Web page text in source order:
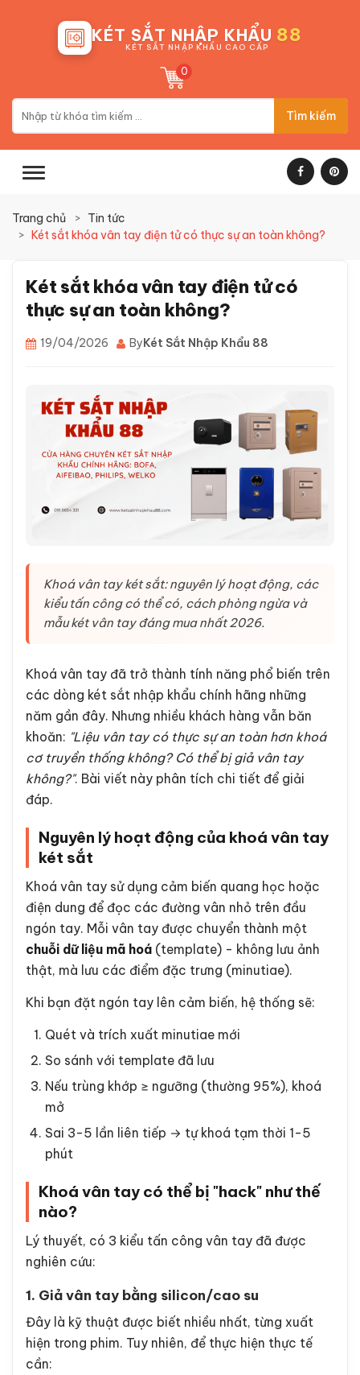
KÉT SẮT NHẬP KHẨU 88
KÉT SẮT NHẬP KHẨU CAO CẤP
0
Tìm kiếm
Trang chủ
Tin tức
Két sắt khóa vân tay điện tử có thực sự an toàn không?
Két sắt khóa vân tay điện tử có
thực sự an toàn không?
19/04/2026 ByKét Sắt Nhập Khẩu 88
Khoá vân tay két sắt: nguyên lý hoạt động, các
kiểu tấn công có thể có, cách phòng ngừa và
mẫu két vân tay đáng mua nhất 2026.
Khoá vân tay đã trở thành tính năng phổ biến trên
các dòng két sắt nhập khẩu chính hãng những
năm gần đây. Nhưng nhiều khách hàng vẫn băn
khoăn: "Liệu vân tay có thực sự an toàn hơn khoá
cơ truyền thống không? Có thể bị giả vân tay
không?". Bài viết này phân tích chi tiết để giải
đáp.
Nguyên lý hoạt động của khoá vân tay
két sắt
Khoá vân tay sử dụng cảm biến quang học hoặc
điện dung để đọc các đường vân nhỏ trên đầu
ngón tay. Mỗi vân tay được chuyển thành một
chuỗi dữ liệu mã hoá (template) - không lưu ảnh
thật, mà lưu các điểm đặc trưng (minutiae).
Khi bạn đặt ngón tay lên cảm biến, hệ thống sẽ:
Quét và trích xuất minutiae mới
So sánh với template đã lưu
Nếu trùng khớp ≥ ngưỡng (thường 95%), khoá
mở
Sai 3-5 lần liên tiếp → tự khoá tạm thời 1-5
phút
Khoá vân tay có thể bị "hack" như thế
nào?
Lý thuyết, có 3 kiểu tấn công vân tay đã được
nghiên cứu:
1. Giả vân tay bằng silicon/cao su
Đây là kỹ thuật được biết nhiều nhất, từng xuất
hiện trong phim. Tuy nhiên, để thực hiện thực tế
cần: